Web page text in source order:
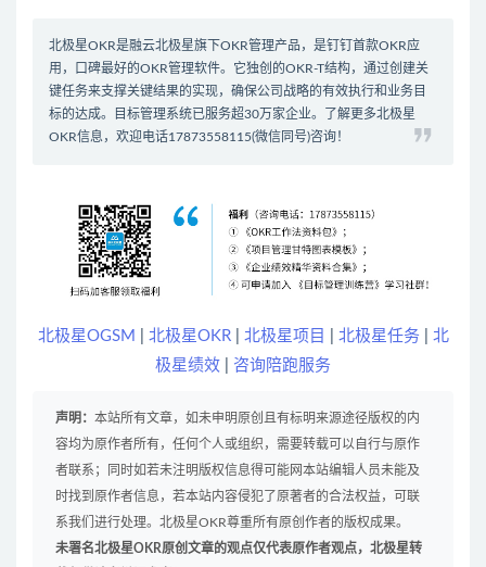
北极星OKR是融云北极星旗下OKR管理产品，是钉钉首款OKR应
用 ，口碑最好的OKR管理软件。它独创的OKR-T结构，通过创建关
键任务来支撑关键结果的实现，确保公司战略的有效执行和业务目
标的达成。
目标管理系统已服务超30万家企业。了解更多北极星
OKR信息，欢迎电话17873558115(微信同号)咨询！
北极星OGSM 北极星OKR| 北极星项目 北极星任务
北
极星绩效
咨询陪跑服务
声明： 本站所有文章，如未申明原创且有标明来源途径版权的内
容均为原作者所有，任何个人或组织，需要转载可以自行与原作
者联系；同时如若未注明版权信息得可能网本站编辑人员未能及
时找到原作者信息，若本站内容侵犯了原著者的合法权益，可联
系我们进行处理。北极星OKR尊重所有原创作者的版权成果。
未署名北极星OKR原创文章的观点仅代表原作者观点，北极星转